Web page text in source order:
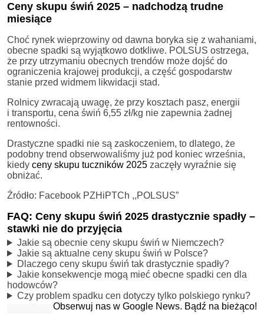
Ceny skupu świń 2025 – nadchodzą trudne
miesiące
Choć rynek wieprzowiny od dawna boryka się z wahaniami,
obecne spadki są wyjątkowo dotkliwe. POLSUS ostrzega,
że przy utrzymaniu obecnych trendów może dojść do
ograniczenia krajowej produkcji, a część gospodarstw
stanie przed widmem likwidacji stad.
Rolnicy zwracają uwagę, że przy kosztach pasz, energii
i transportu, cena świń 6,55 zł/kg nie zapewnia żadnej
rentowności.
Drastyczne spadki nie są zaskoczeniem, to dlatego, że
podobny trend obserwowaliśmy już pod koniec września,
kiedy ceny skupu tuczników 2025 zaczęły wyraźnie się
obniżać.
Źródło: Facebook PZHiPTCh ,,POLSUS”
FAQ: Ceny skupu świń 2025 drastycznie spadły –
stawki nie do przyjęcia
Jakie są obecnie ceny skupu świń w Niemczech?
Jakie są aktualne ceny skupu świń w Polsce?
Dlaczego ceny skupu świń tak drastycznie spadły?
Jakie konsekwencje mogą mieć obecne spadki cen dla
hodowców?
Czy problem spadku cen dotyczy tylko polskiego rynku?
Obserwuj nas w Google News. Bądź na bieżąco!